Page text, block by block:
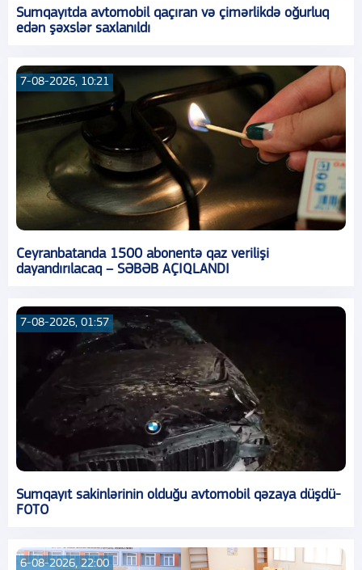
Sumqayıtda avtomobil qaçıran və çimərlikdə oğurluq
edən şəxslər saxlanıldı
7-08-2026, 10:21
Ceyranbatanda 1500 abonentə qaz verilişi
dayandırılacaq – SƏBƏB AÇIQLANDI
7-08-2026, 01:57
Sumqayıt sakinlərinin olduğu avtomobil qəzaya düşdü-
FOTO
6-08-2026, 22:00